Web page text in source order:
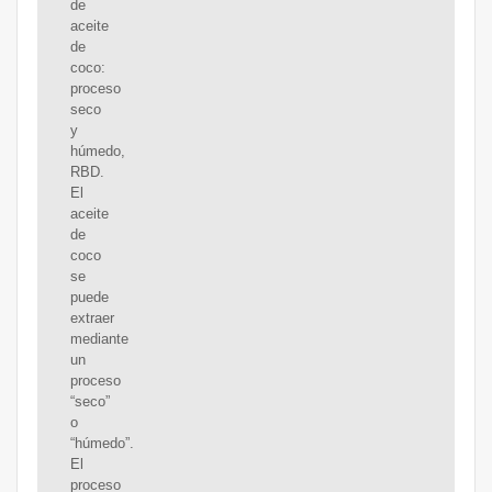
de
aceite
de
coco:
proceso
seco
y
húmedo,
RBD.
El
aceite
de
coco
se
puede
extraer
mediante
un
proceso
“seco”
o
“húmedo”.
El
proceso